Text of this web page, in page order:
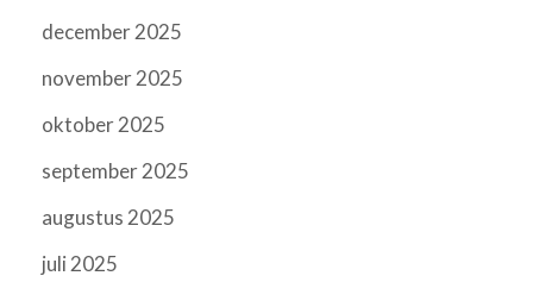
december 2025
november 2025
oktober 2025
september 2025
augustus 2025
juli 2025